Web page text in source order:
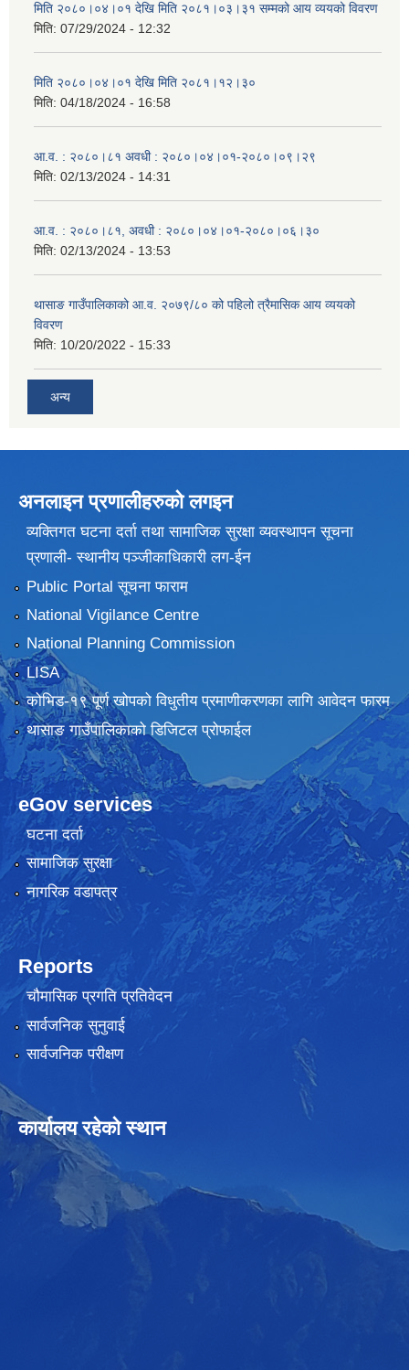
मिति २०८०।०४।०१ देखि मिति २०८१।०३।३१ सम्मको आय व्ययको विवरण
मिति: 07/29/2024 - 12:32
मिति २०८०।०४।०१ देखि मिति २०८१।१२।३०
मिति: 04/18/2024 - 16:58
आ.व. : २०८०।८१ अवधी : २०८०।०४।०१-२०८०।०९।२९
मिति: 02/13/2024 - 14:31
आ.व. : २०८०।८१, अवधी : २०८०।०४।०१-२०८०।०६।३०
मिति: 02/13/2024 - 13:53
थासाङ गाउँपालिकाको आ.व. २०७९/८० को पहिलो त्रैमासिक आय व्ययको
विवरण
मिति: 10/20/2022 - 15:33
अन्य
अनलाइन प्रणालीहरुकाे लगइन
व्यक्तिगत घटना दर्ता तथा सामाजिक सुरक्षा व्यवस्थापन सूचना
प्रणाली- स्थानीय पञ्जीकाधिकारी लग-ईन
Public Portal सूचना फाराम
National Vigilance Centre
National Planning Commission
LISA
कोभिड-१९ पूर्ण खोपको विधुतीय प्रमाणीकरणका लागि आवेदन फारम
थासाङ गाउँपालिकाको डिजिटल प्रोफाईल
eGov services
घटना दर्ता
सामाजिक सुरक्षा
नागरिक वडापत्र
Reports
चौमासिक प्रगति प्रतिवेदन
सार्वजनिक सुनुवाई
सार्वजनिक परीक्षण
कार्यालय रहेको स्थान